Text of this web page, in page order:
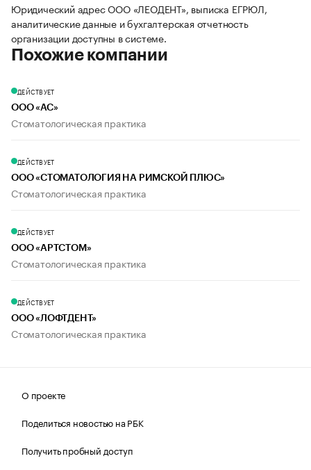
Юридический адрес ООО «ЛЕОДЕНТ», выписка ЕГРЮЛ,
аналитические данные и бухгалтерская отчетность
организации доступны в системе.
Похожие компании
ДЕЙСТВУЕТ
ООО «АС»
Стоматологическая практика
ДЕЙСТВУЕТ
ООО «СТОМАТОЛОГИЯ НА РИМСКОЙ ПЛЮС»
Стоматологическая практика
ДЕЙСТВУЕТ
ООО «АРТСТОМ»
Стоматологическая практика
ДЕЙСТВУЕТ
ООО «ЛОФТДЕНТ»
Стоматологическая практика
О проекте
Поделиться новостью на РБК
Получить пробный доступ